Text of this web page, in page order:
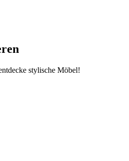
stylische Möbel!